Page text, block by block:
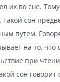
их во сне.
сон
путем.
на то, что
при
сон говорит